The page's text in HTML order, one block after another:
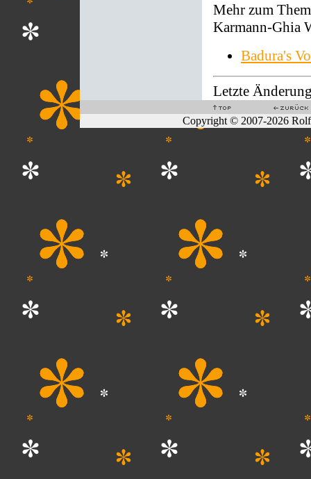
Mehr zum
Karmann-Ghia
Badura's
Letzte
Copyright © 2007-2026